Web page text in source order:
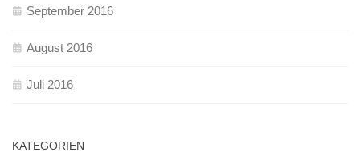
September 2016
August 2016
Juli 2016
KATEGORIEN